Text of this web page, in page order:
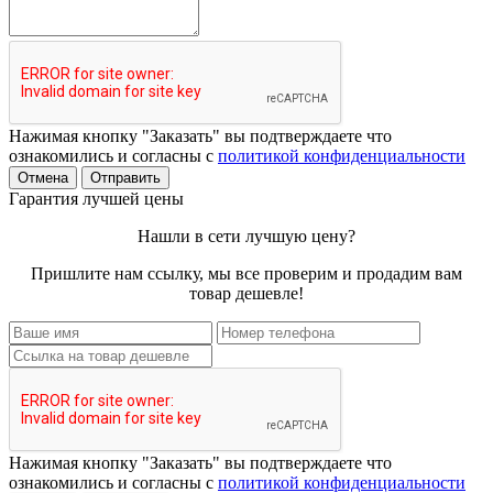
Нажимая кнопку "Заказать" вы подтверждаете что
ознакомились и согласны с политикой конфиденциальности
Отмена Отправить
Гарантия лучшей цены
Нашли в сети лучшую цену?
Пришлите нам ссылку, мы все проверим и продадим вам
товар дешевле!
Нажимая кнопку "Заказать" вы подтверждаете что
ознакомились и согласны с политикой конфиденциальности